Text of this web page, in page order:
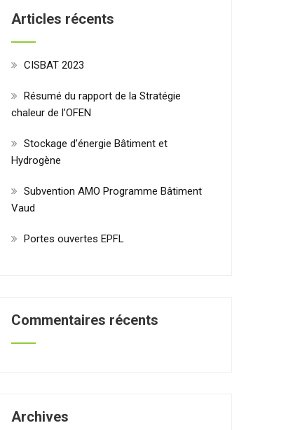
Articles récents
CISBAT 2023
Résumé du rapport de la Stratégie
chaleur de l’OFEN
Stockage d’énergie Bâtiment et
Hydrogène
Subvention AMO Programme Bâtiment
Vaud
Portes ouvertes EPFL
Commentaires récents
Archives